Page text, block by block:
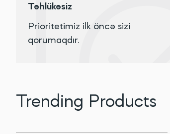
Təhlükəsiz
Prioritetimiz ilk öncə sizi
qorumaqdır.
Trending Products